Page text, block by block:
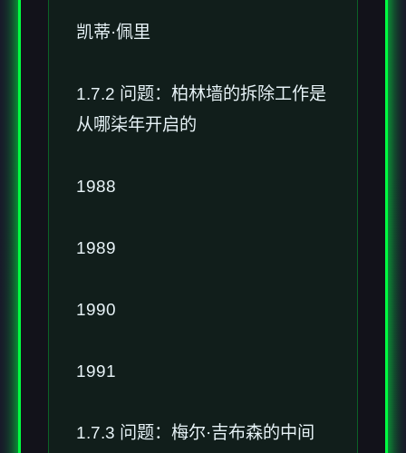
凯蒂·佩里
1.7.2 问题：柏林墙的拆除工作是
从哪柒年开启的
1988
1989
1990
1991
1.7.3 问题：梅尔·吉布森的中间